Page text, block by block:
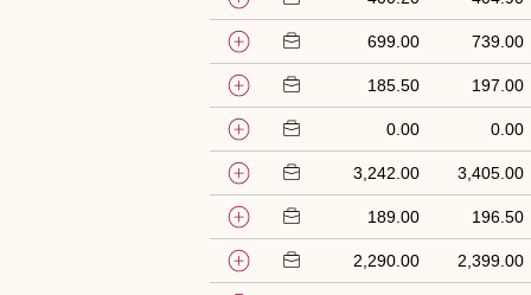
739.00
699.00
197.00
185.50
0.00
0.00
3,405.00
3,242.00
196.50
189.00
2,399.00
2,290.00